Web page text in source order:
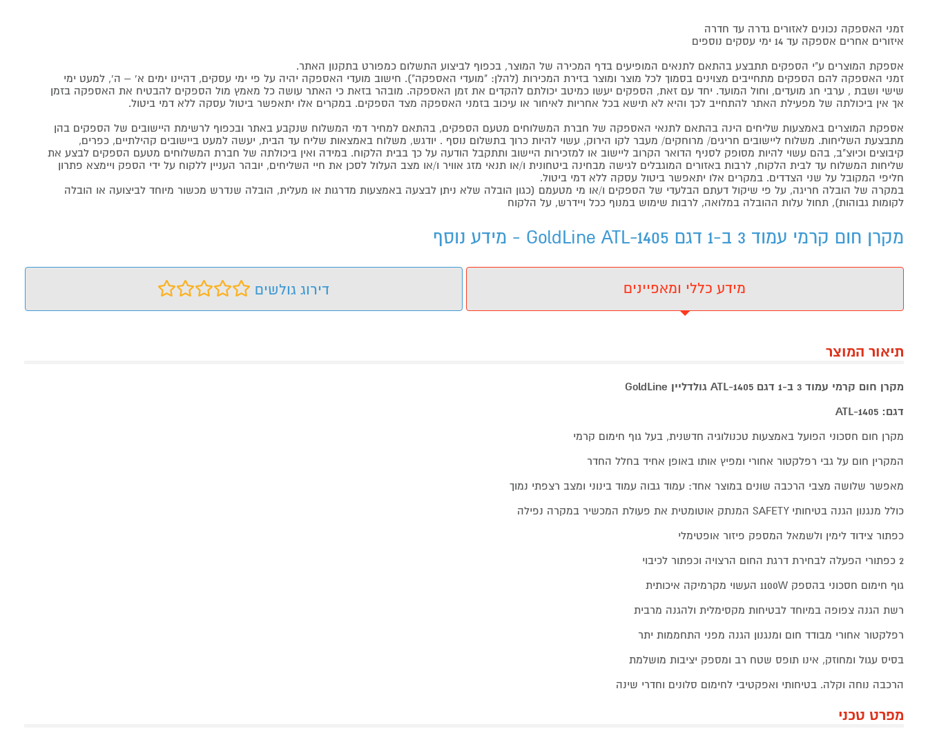
זמני האספקה נכונים לאזורים גדרה עד חדרה
איזורים אחרים אספקה עד 14 ימי עסקים נוספים
אספקת המוצרים ע"י הספקים תתבצע בהתאם לתנאים המופיעים בדף המכירה של המוצר, בכפוף לביצוע התשלום כמפורט בתקנון האתר.
זמני האספקה להם הספקים מתחייבים מצוינים בסמוך לכל מוצר ומוצר בזירת המכירות (להלן: "מועדי האספקה"). חישוב מועדי האספקה יהיה על פי ימי עסקים, דהיינו ימים א' – ה', למעט ימי
שישי ושבת , ערבי חג מועדים, וחול המועד. יחד עם זאת, הספקים יעשו כמיטב יכולתם להקדים את זמן האספקה. מובהר בזאת כי האתר עושה כל מאמץ מול הספקים להבטיח את האספקה בזמן
אך אין ביכולתה של מפעילת האתר להתחייב לכך והיא לא תישא בכל אחריות לאיחור או עיכוב בזמני האספקה מצד הספקים. במקרים אלו יתאפשר ביטול עסקה ללא דמי ביטול.
אספקת המוצרים באמצעות שליחים הינה בהתאם לתנאי האספקה של חברת המשלוחים מטעם הספקים, בהתאם למחיר דמי המשלוח שנקבע באתר ובכפוף לרשימת היישובים של הספקים בהן
מתבצעת השליחות. משלוח ליישובים חריגים/ מרוחקים/ מעבר לקו הירוק, עשוי להיות כרוך בתשלום נוסף . יודגש, משלוח באמצאות שליח עד הבית, יעשה למעט ביישובים קהילתיים, כפרים,
קיבוצים וכיוצ"ב, בהם עשוי להיות מסופק לסניף הדואר הקרוב ליישוב או למזכירות היישוב ותתקבל הודעה על כך בבית הלקוח. במידה ואין ביכולתה של חברת המשלוחים מטעם הספקים לבצע את
שליחות המשלוח עד לבית הלקוח, לרבות באזורים המוגבלים לגישה מבחינה ביטחונית ו/או תנאי מזג אוויר ו/או מצב העלול לסכן את חיי השליחים, יובהר העניין ללקוח על ידי הספק ויימצא פתרון
חליפי המקובל על שני הצדדים. במקרים אלו יתאפשר ביטול עסקה ללא דמי ביטול.
במקרה של הובלה חריגה, על פי שיקול דעתם הבלעדי של הספקים ו/או מי מטעמם (כגון הובלה שלא ניתן לבצעה באמצעות מדרגות או מעלית, הובלה שנדרש מכשור מיוחד לביצועה או הובלה
לקומות גבוהות), תחול עלות ההובלה במלואה, לרבות שימוש במנוף ככל ויידרש, על הלקוח
מקרן חום קרמי עמוד 3 ב-1 דגם GoldLine ATL-1405 - מידע נוסף
מידע כללי ומאפיינים דירוג גולשים
תיאור המוצר
מקרן חום קרמי עמוד 3 ב-1 דגם ATL-1405 גולדליין GoldLine
דגם: ATL-1405
מקרן חום חסכוני הפועל באמצעות טכנולוגיה חדשנית, בעל גוף חימום קרמי
המקרין חום על גבי רפלקטור אחורי ומפיץ אותו באופן אחיד בחלל החדר
מאפשר שלושה מצבי הרכבה שונים במוצר אחד: עמוד גבוה עמוד בינוני ומצב רצפתי נמוך
כולל מנגנון הגנה בטיחותי SAFETY המנתק אוטומטית את פעולת המכשיר במקרה נפילה
כפתור צידוד לימין ולשמאל המספק פיזור אופטימלי
2 כפתורי הפעלה לבחירת דרגת החום הרצויה וכפתור לכיבוי
גוף חימום חסכוני בהספק 1100W העשוי מקרמיקה איכותית
רשת הגנה צפופה במיוחד לבטיחות מקסימלית ולהגנה מרבית
רפלקטור אחורי מבודד חום ומנגנון הגנה מפני התחממות יתר
בסיס עגול ומחוזק, אינו תופס שטח רב ומספק יציבות מושלמת
הרכבה נוחה וקלה. בטיחותי ואפקטיבי לחימום סלונים וחדרי שינה
מפרט טכני